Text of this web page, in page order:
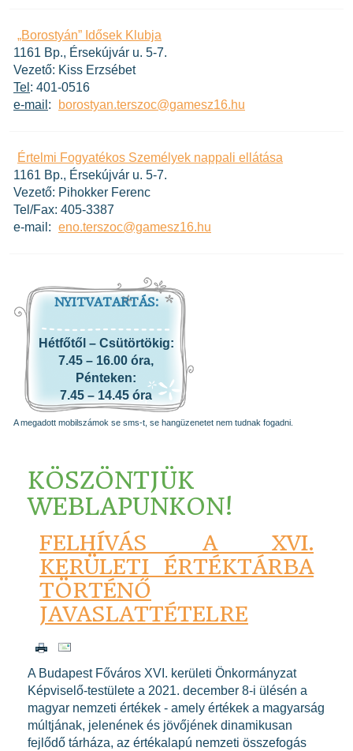
„Borostyán” Idősek Klubja
1161 Bp., Érsekújvár u. 5-7.
Vezető: Kiss Erzsébet
Tel : 401-0516
e-mail : borostyan.terszoc@gamesz16.hu
Értelmi Fogyatékos Személyek nappali ellátása
1161 Bp., Érsekújvár u. 5-7.
Vezető: Pihokker Ferenc
Tel/Fax: 405-3387
e-mail: eno.terszoc@gamesz16.hu
NYITVATARTÁS:
Hétfőtől – Csütörtökig:
7.45 – 16.00 óra,
Pénteken:
7.45 – 14.45 óra
A megadott mobilszámok se sms-t, se hangüzenetet nem tudnak fogadni.
KÖSZÖNTJÜK
WEBLAPUNKON!
FELHÍVÁS A XVI.
KERÜLETI ÉRTÉKTÁRBA
TÖRTÉNŐ
JAVASLATTÉTELRE
A Budapest Főváros XVI. kerületi Önkormányzat
Képviselő-testülete a 2021. december 8-i ülésén a
magyar nemzeti értékek - amely értékek a magyarság
múltjának, jelenének és jövőjének dinamikusan
fejlődő tárháza, az értékalapú nemzeti összefogás